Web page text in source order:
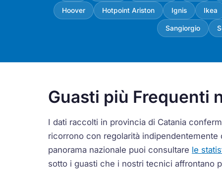
Hoover Hotpoint Ariston Ignis Ikea
Sangiorgio
Guasti più Frequenti
I dati raccolti in provincia di Catania
ricorrono con regolarità
panorama nazionale puoi consultare le
sotto i guasti che i nostri tecnici affrontano